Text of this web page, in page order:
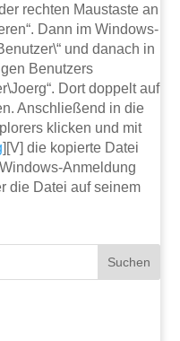
rechten Maustaste an
Dann im Windows-
und danach in
Benutzers
Dort doppelt auf
Anschließend in die
klicken und mit
][V] die kopierte Datei
Anmeldung
die Datei auf seinem